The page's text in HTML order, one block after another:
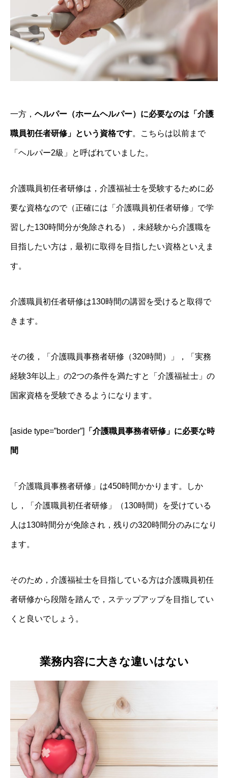
一方， ヘルパー（ホームヘルパー）に必要なのは「介護
職員初任者研修」という資格です。こちらは以前まで
「ヘルパー2級」と呼ばれていました。
介護職員初任者研修は，介護福祉士を受験するために必
要な資格なので（正確には「介護職員初任者研修」で学
習した130時間分が免除される），未経験から介護職を
目指したい方は，最初に取得を目指したい資格といえま
す。
介護職員初任者研修は130時間の講習を受けると取得で
きます。
その後，「介護職員事務者研修（320時間）」，「実務
経験3年以上」の2つの条件を満たすと「介護福祉士」の
国家資格を受験できるようになります。
[aside type=”border”] 「介護職員事務者研修」に必要な時
間
「介護職員事務者研修」は450時間かかります。しか
し，「介護職員初任者研修」（130時間）を受けている
人は130時間分が免除され，残りの320時間分のみになり
ます。
そのため，介護福祉士を目指している方は介護職員初任
者研修から段階を踏んで，ステップアップを目指してい
くと良いでしょう。
業務内容に大きな違いはない